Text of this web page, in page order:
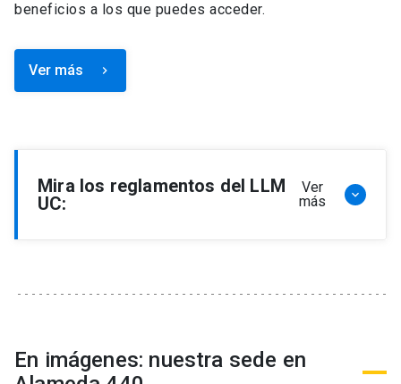
beneficios a los que puedes acceder.
Ver más keyboard_arrow_right
Mira los reglamentos del LLM
UC:
Ver
más
keyboard_arrow_down
Reglamento de Becas y Descuentos Programa
de Magíster en Derecho, LLM
En imágenes: nuestra sede en